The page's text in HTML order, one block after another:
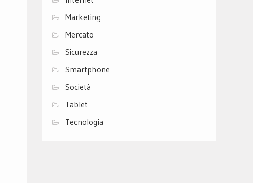
Marketing
Mercato
Sicurezza
Smartphone
Società
Tablet
Tecnologia